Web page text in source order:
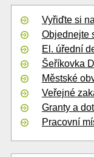
Vyřiďte si
Objednejte
El. úřední
Šeříkovka
Městské
Veřejné
Granty a
Pracovní